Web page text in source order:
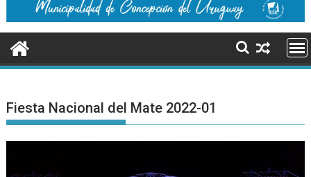
Fiesta Nacional del Mate 2022-01